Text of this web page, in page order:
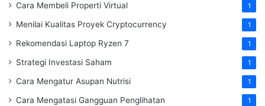
Cara Membeli Properti Virtual 1
Menilai Kualitas Proyek Cryptocurrency 1
Rekomendasi Laptop Ryzen 7 1
Strategi Investasi Saham 1
Cara Mengatur Asupan Nutrisi 1
Cara Mengatasi Gangguan Penglihatan 1